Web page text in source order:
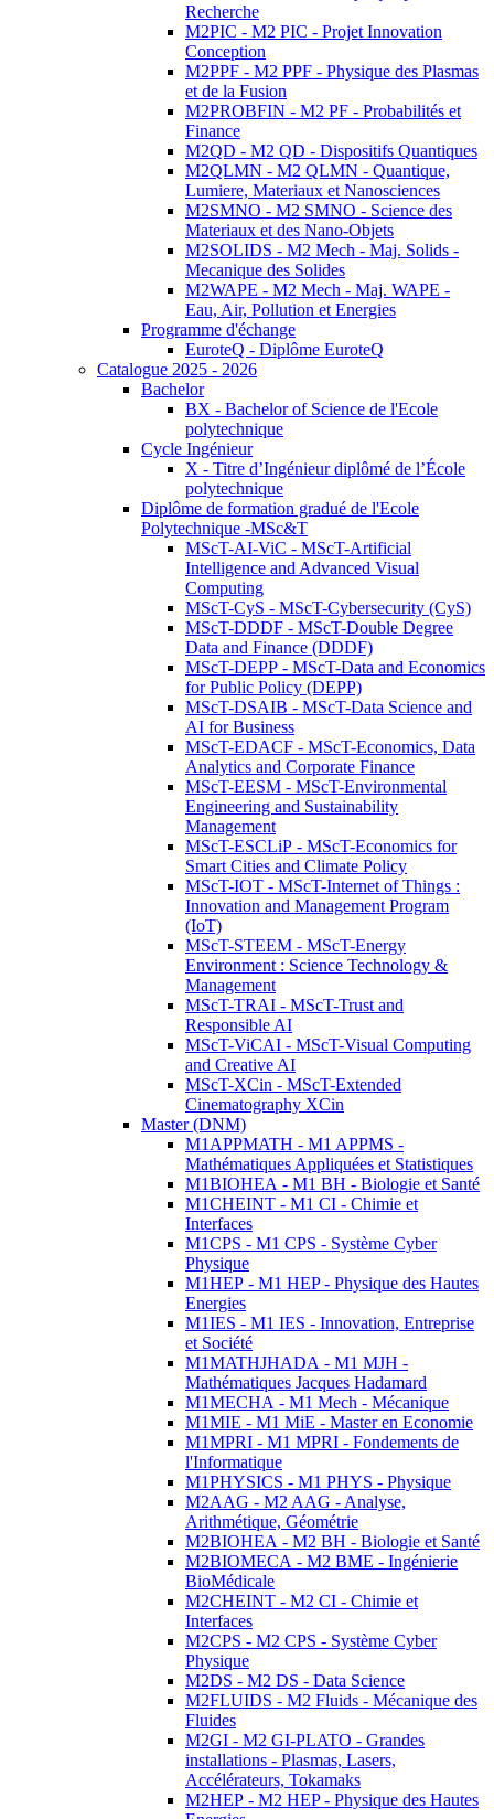
Recherche
M2PIC - M2 PIC - Projet Innovation
Conception
M2PPF - M2 PPF - Physique des Plasmas
et de la Fusion
M2PROBFIN - M2 PF - Probabilités et
Finance
M2QD - M2 QD - Dispositifs Quantiques
M2QLMN - M2 QLMN - Quantique,
Lumiere, Materiaux et Nanosciences
M2SMNO - M2 SMNO - Science des
Materiaux et des Nano-Objets
M2SOLIDS - M2 Mech - Maj. Solids -
Mecanique des Solides
M2WAPE - M2 Mech - Maj. WAPE -
Eau, Air, Pollution et Energies
Programme d'échange
EuroteQ - Diplôme EuroteQ
Catalogue 2025 - 2026
Bachelor
BX - Bachelor of Science de l'Ecole
polytechnique
Cycle Ingénieur
X - Titre d’Ingénieur diplômé de l’École
polytechnique
Diplôme de formation gradué de l'Ecole
Polytechnique -MSc&T
MScT-AI-ViC - MScT-Artificial
Intelligence and Advanced Visual
Computing
MScT-CyS - MScT-Cybersecurity (CyS)
MScT-DDDF - MScT-Double Degree
Data and Finance (DDDF)
MScT-DEPP - MScT-Data and Economics
for Public Policy (DEPP)
MScT-DSAIB - MScT-Data Science and
AI for Business
MScT-EDACF - MScT-Economics, Data
Analytics and Corporate Finance
MScT-EESM - MScT-Environmental
Engineering and Sustainability
Management
MScT-ESCLiP - MScT-Economics for
Smart Cities and Climate Policy
MScT-IOT - MScT-Internet of Things :
Innovation and Management Program
(IoT)
MScT-STEEM - MScT-Energy
Environment : Science Technology &
Management
MScT-TRAI - MScT-Trust and
Responsible AI
MScT-ViCAI - MScT-Visual Computing
and Creative AI
MScT-XCin - MScT-Extended
Cinematography XCin
Master (DNM)
M1APPMATH - M1 APPMS -
Mathématiques Appliquées et Statistiques
M1BIOHEA - M1 BH - Biologie et Santé
M1CHEINT - M1 CI - Chimie et
Interfaces
M1CPS - M1 CPS - Système Cyber
Physique
M1HEP - M1 HEP - Physique des Hautes
Energies
M1IES - M1 IES - Innovation, Entreprise
et Société
M1MATHJHADA - M1 MJH -
Mathématiques Jacques Hadamard
M1MECHA - M1 Mech - Mécanique
M1MIE - M1 MiE - Master en Economie
M1MPRI - M1 MPRI - Fondements de
l'Informatique
M1PHYSICS - M1 PHYS - Physique
M2AAG - M2 AAG - Analyse,
Arithmétique, Géométrie
M2BIOHEA - M2 BH - Biologie et Santé
M2BIOMECA - M2 BME - Ingénierie
BioMédicale
M2CHEINT - M2 CI - Chimie et
Interfaces
M2CPS - M2 CPS - Système Cyber
Physique
M2DS - M2 DS - Data Science
M2FLUIDS - M2 Fluids - Mécanique des
Fluides
M2GI - M2 GI-PLATO - Grandes
installations - Plasmas, Lasers,
Accélérateurs, Tokamaks
M2HEP - M2 HEP - Physique des Hautes